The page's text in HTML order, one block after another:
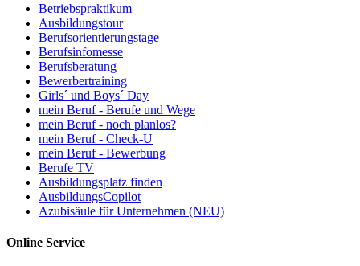
Betriebspraktikum
Ausbildungstour
Berufsorientierungstage
Berufsinfomesse
Berufsberatung
Bewerbertraining
Girls´ und Boys´ Day
mein Beruf - Berufe und Wege
mein Beruf - noch planlos?
mein Beruf - Check-U
mein Beruf - Bewerbung
Berufe TV
Ausbildungsplatz finden
AusbildungsCopilot
Azubisäule für Unternehmen (NEU)
Online Service